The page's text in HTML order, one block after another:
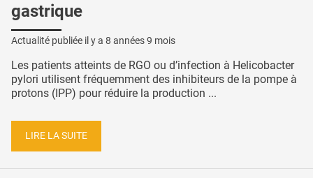
gastrique
Actualité publiée il y a 8 années 9 mois
Les patients atteints de RGO ou d’infection à Helicobacter
pylori utilisent fréquemment des inhibiteurs de la pompe à
protons (IPP) pour réduire la production ...
LIRE LA SUITE